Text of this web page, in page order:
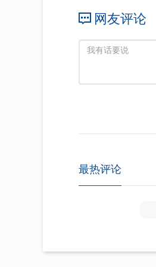
网友评论
最热评论